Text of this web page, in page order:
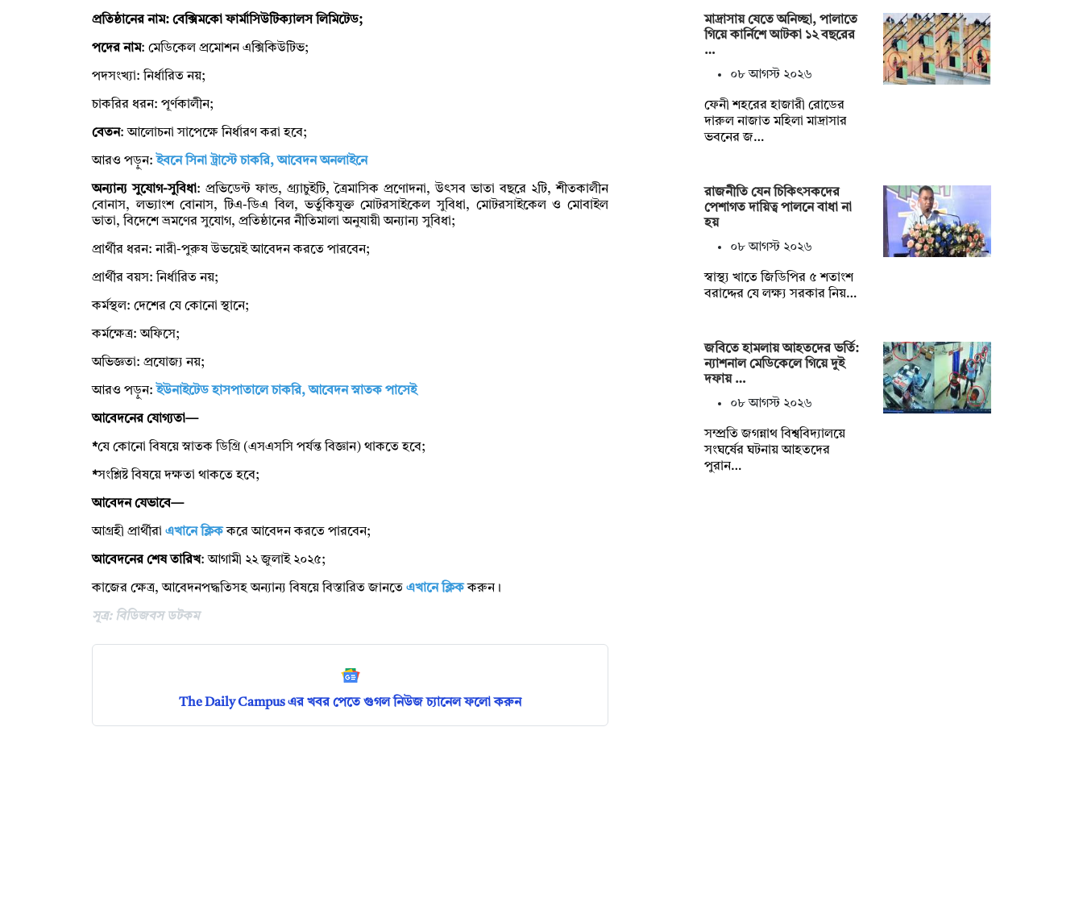
প্রতিষ্ঠানের নাম: বেক্সিমকো ফার্মাসিউটিক্যালস লিমিটেড;
পদের নাম: মেডিকেল প্রমোশন এক্সিকিউটিভ;
পদসংখ্যা: নির্ধারিত নয়;
চাকরির ধরন: পূর্ণকালীন;
বেতন: আলোচনা সাপেক্ষে নির্ধারণ করা হবে;
আরও পড়ুন:ইবনে সিনা ট্রাস্টে চাকরি, আবেদন অনলাইনে
অন্যান্য সুযোগ-সুবিধা: প্রভিডেন্ট ফান্ড, গ্র্যাচুইটি, ত্রৈমাসিক প্রণোদনা, উৎসব ভাতা বছরে ২টি, শীতকালীন
বোনাস, লভ্যাংশ বোনাস, টিএ-ডিএ বিল, ভর্তুকিযুক্ত মোটরসাইকেল সুবিধা, মোটরসাইকেল ও মোবাইল
ভাতা, বিদেশে ভ্রমণের সুযোগ, প্রতিষ্ঠানের নীতিমালা অনুযায়ী অন্যান্য সুবিধা;
প্রার্থীর ধরন: নারী-পুরুষ উভয়েই আবেদন করতে পারবেন;
প্রার্থীর বয়স: নির্ধারিত নয়;
কর্মস্থল: দেশের যে কোনো স্থানে;
কর্মক্ষেত্র: অফিসে;
অভিজ্ঞতা: প্রযোজ্য নয়;
আরও পড়ুন:ইউনাইটেড হাসপাতালে চাকরি, আবেদন স্নাতক পাসেই
আবেদনের যোগ্যতা—
*যে কোনো বিষয়ে স্নাতক ডিগ্রি (এসএসসি পর্যন্ত বিজ্ঞান) থাকতে হবে;
*সংশ্লিষ্ট বিষয়ে দক্ষতা থাকতে হবে;
আবেদন যেভাবে—
আগ্রহী প্রার্থীরা এখানে ক্লিককরে আবেদন করতে পারবেন;
আবেদনের শেষ তারিখ: আগামী ২২ জুলাই ২০২৫;
কাজের ক্ষেত্র, আবেদনপদ্ধতিসহ অন্যান্য বিষয়ে বিস্তারিত জানতে এখানে ক্লিককরুন।
সূত্র: বিডিজবস ডটকম
The Daily Campus এর খবর পেতে গুগল নিউজ চ্যানেল ফলো করুন
মাদ্রাসায় যেতে অনিচ্ছা, পালাতে
গিয়ে কার্নিশে আটকা ১২ বছরের
…
০৮ আগস্ট ২০২৬
ফেনী শহরের হাজারী রোডের
দারুল নাজাত মহিলা মাদ্রাসার
ভবনের জ…
রাজনীতি যেন চিকিৎসকদের
পেশাগত দায়িত্ব পালনে বাধা না
হয়
০৮ আগস্ট ২০২৬
স্বাস্থ্য খাতে জিডিপির ৫ শতাংশ
বরাদ্দের যে লক্ষ্য সরকার নিয়…
জবিতে হামলায় আহতদের ভর্তি:
ন্যাশনাল মেডিকেলে গিয়ে দুই
দফায় …
০৮ আগস্ট ২০২৬
সম্প্রতি জগন্নাথ বিশ্ববিদ্যালয়ে
সংঘর্ষের ঘটনায় আহতদের
পুরান…